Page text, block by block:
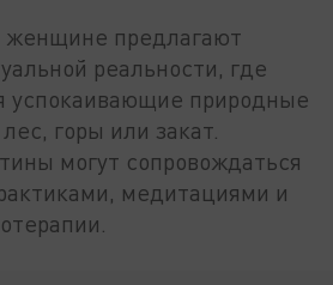
женщине предлагают
реальности, где
успокаивающие природные
горы или закат.
могут сопровождаться
медитациями и